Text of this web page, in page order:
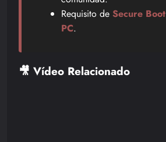
Requisito de Secure Boot
PC.
🎥 Vídeo Relacionado